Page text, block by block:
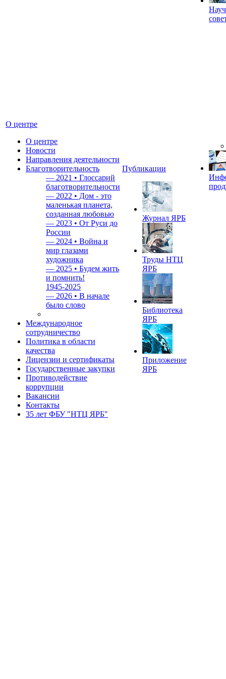
О центре
О центре
Новости
Направления деятельности
Благотворительность
— 2021 • Глоссарий
благотворительности
— 2022 • Дом - это
маленькая планета,
созданная любовью
— 2023 • От Руси до
России
— 2024 • Война и
мир глазами
художника
— 2025 • Будем жить
и помнить!
1945-2025
— 2026 • В начале
было слово
Международное
сотрудничество
Политика в области
качества
Лицензии и сертификаты
Государственные закупки
Противодействие
коррупции
Вакансии
Контакты
35 лет ФБУ "НТЦ ЯРБ"
Публикации
Журнал ЯРБ
Труды НТЦ
ЯРБ
Библиотека
ЯРБ
Приложение
ЯРБ